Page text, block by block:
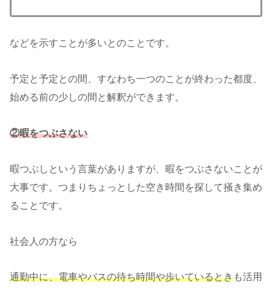
などを示すことが多いとのことです。
予定と予定との間、すなわち一つのことが終わった都度、
始める前の少しの間と解釈ができます。
②暇をつぶさない
暇つぶしという言葉がありますが、暇をつぶさないことが
大事です。つまりちょっとした空き時間を探して掻き集め
ることです。
社会人の方なら
通勤中に、電車やバスの待ち時間や歩いているときも活用